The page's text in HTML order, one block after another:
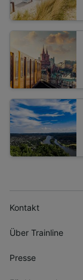
Kontakt
Über Trainline
Presse